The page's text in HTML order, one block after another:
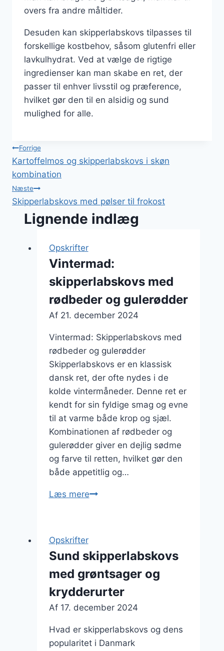
overs fra andre måltider.
Desuden kan skipperlabskovs tilpasses til
forskellige kostbehov, såsom glutenfri eller
lavkulhydrat. Ved at vælge de rigtige
ingredienser kan man skabe en ret, der
passer til enhver livsstil og præference,
hvilket gør den til en alsidig og sund
mulighed for alle.
Indlægsnavigation
Forrige
Kartoffelmos og skipperlabskovs i skøn
kombination
Næste
Skipperlabskovs med pølser til frokost
Lignende indlæg
Opskrifter
Vintermad:
skipperlabskovs med
rødbeder og gulerødder
Af 21. december 2024
Vintermad: Skipperlabskovs med
rødbeder og gulerødder
Skipperlabskovs er en klassisk
dansk ret, der ofte nydes i de
kolde vintermåneder. Denne ret er
kendt for sin fyldige smag og evne
til at varme både krop og sjæl.
Kombinationen af rødbeder og
gulerødder giver en dejlig sødme
og farve til retten, hvilket gør den
både appetitlig og…
Læs mereVintermad:
gulerødder
Opskrifter
Sund skipperlabskovs
med grøntsager og
krydderurter
Af 17. december 2024
Hvad er skipperlabskovs og dens
popularitet i Danmark